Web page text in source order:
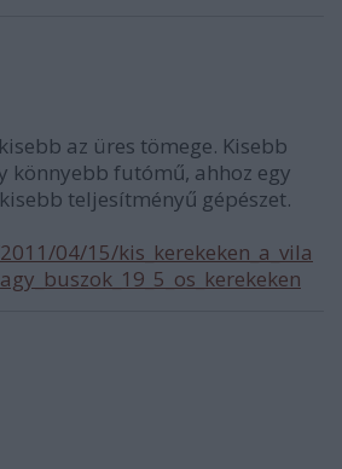
az üres tömege. Kisebb
könnyebb futómű, ahhoz egy
teljesítményű gépészet.
04/15/kis_kerekeken_a_vila